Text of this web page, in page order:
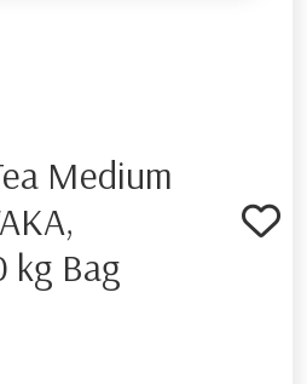
Medium
kg Bag